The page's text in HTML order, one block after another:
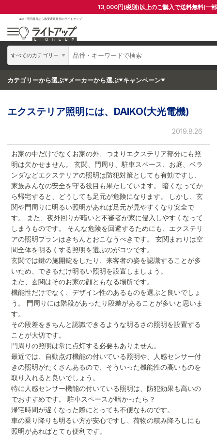
13,000円(税別)以上のご購入で送料無料(一
LED・照明器具なら激安通販販売のライトアップ
すべてのカテゴリー
カテゴリーから選ぶ メーカーから選ぶ キャンペーン
エクステリア照明には、DAIKO(大光電機)
2019.8.26
お家の中だけでなくお家の外、つまりエクステリア部分にも照
明は欠かせません。 玄関、門周り、駐車スペース、お庭、ベラ
ンダなどエクステリアの照明は防犯対策としても有効ですし、
家族みんなの安全を守る役目も果たしています。 暗くなってか
ら帰宅すると、どうしても足元が危険になります。 しかし、玄
関や門周りに明るい照明があれば足元が見やすくなり安全で
す。 また、夜外回りが暗いと不審者が家に侵入しやすくなって
しまうものです。 そんな危険を回避するためにも、エクステリ
アの照明プランはきちんとおこなうべきです。 玄関まわりは空
間全体を明るくする照明を選ぶのがコツです。
玄関では鍵の施開錠をしたり、来客者の姿を認識することが多
いため、できるだけ明るい照明を設置しましょう。
また、玄関はそのお家の顔ともなる場所です。
機能性だけでなく、デザイン性のあるものを選ぶと良いでしょ
う。 門周りには階段があったり段差があることが多いと思いま
す。
その段差をきちんと認識できるような明るさの照明を設置する
ことが大切です。
門周りの照明は常に点灯する必要もありません。
最近では、自動点灯機能の付いている照明や、人感センサー付
きの照明がたくさんあるので、そういった機能性の高いものを
取り入れると良いでしょう。
特に人感センサー機能の付いている照明は、防犯効果も高いの
でおすすめです。 駐車スペースが暗かったら？
帰宅時間が遅くなった際にとっても不便なものです。
車の乗り降りも明るい方が安心ですし、荷物の積み降ろしにも
照明があればとても便利です。